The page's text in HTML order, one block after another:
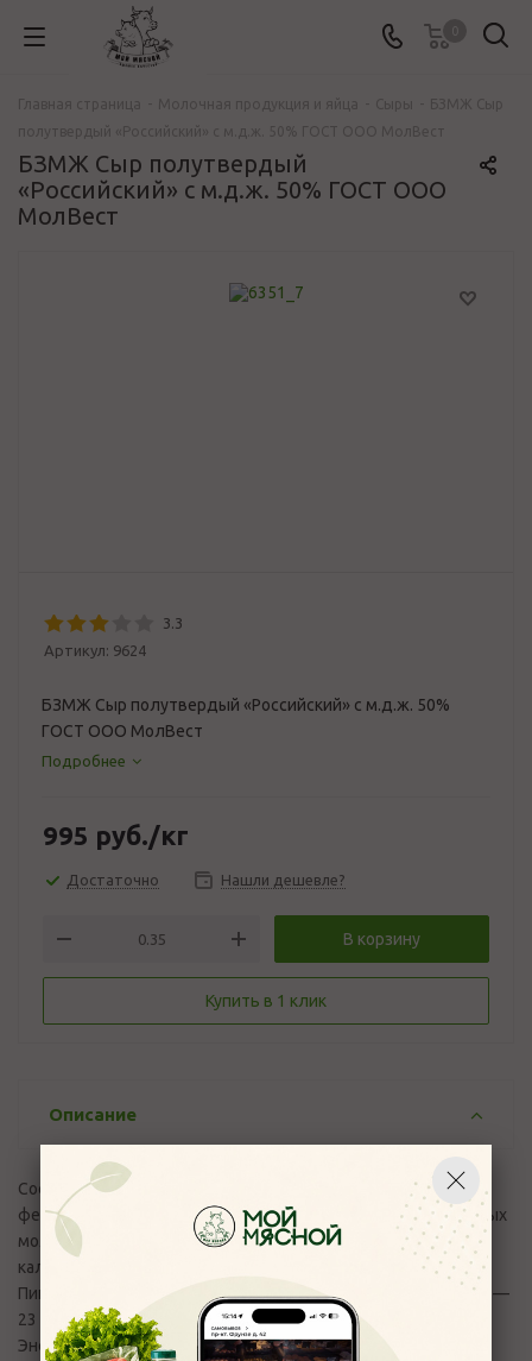
БЗМЖ Сыр полутвердый
«Российский» с м.д.ж. 50% ГОСТ ООО
МолВест
3.3
Артикул: 9624
БЗМЖ Сыр полутвердый «Российский» с м.д.ж. 50%
ГОСТ ООО МолВест
Подробнее
995 руб./кг
Достаточно Нашли дешевле?
В корзину
Купить в 1 клик
Описание
Состав : пастеризованное молоко , молокосвертывающий
фермент животного происхождения , закваска мезофильных
молочнокислых микроорганизмов, уплотнитель хлорид
кальция, соль поваренная пищевая.
Пищевая ценность на 100 гр. продукта: жир — 29 гр ., белок —
23 гр.
Энергетическая ценность на 100 гр. продукта : 260